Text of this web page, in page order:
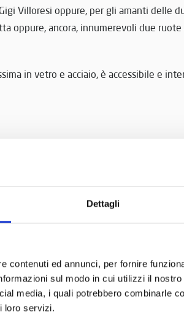
Dettagli
contenuti ed annunci, per fornire
sul modo in cui utilizzi il
media, i quali potrebbero combinarle
loro servizi.
Villoresi oppure, per gli amanti delle
oppure, ancora, innumerevoli due
in vetro e acciaio, è accessibile e
della Cultura d’Impresa è una
VISITA GUIDATA GRATUITA – ore
fino ad un’ora prima dell’evento fino ad